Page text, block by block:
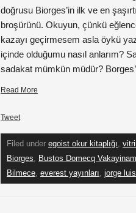
doğrusu Biorges’in ilk ve en
broşürünü. Okuyun, çünkü
kazayı geçirmesem asla öykü
içinde olduğumu nasıl anlarım?
sadakat mümkün müdür?
Read More
Tweet
Filed under egoist okur kitaplığı,
Biorges, Bustos Domecq
Bilmece, everest yayınları, jorge